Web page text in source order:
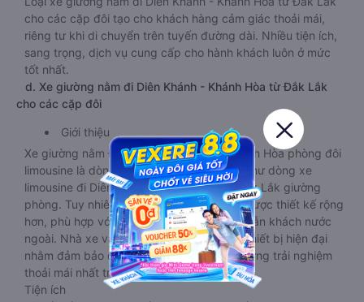
cho các cặp đôi tạo cho khách hàng cảm giác thoải mái,
riêng tư khi di chuyển trên tuyến đường dài. Nhiều tiện ích,
sang trọng, dịch vụ cung cấp cho hành khách luôn ở mức
tốt nhất.
d. Xe giường nằm đi Diên Khánh - Khánh Hòa từ Đắk Lắk
cho các cặp đôi
Giới thiệu
Xe giường nằm Đắk Lắk Diên Khánh - Khánh Hòa phòng đôi
limousine là dòng xe có thiết kế tương tự như dòng xe
limousine đi Diên Khánh - Khánh Hòa từ Đắk Lắk giường
phòng. Tuy nhiên kích thước giường nằm được thiết kế rộng
hơn, phù hợp với cả khách hàng Việt Nam lẫn khách nước
ngoài. Nhà xe vẫn chú trọng trang bị các thiết bị hiện đại
nhằm đảm bảo cho quý khách hàng có những trải nghiệm
thoải mái nhất trong suốt chuyến đi.
Tiện ích